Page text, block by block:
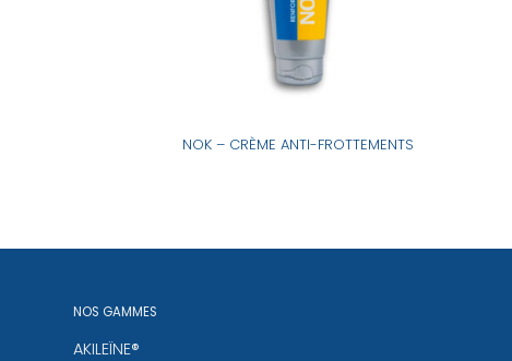
NOK – CRÈME ANTI-FROTTEMENTS
NOS GAMMES
AKILEÏNE®